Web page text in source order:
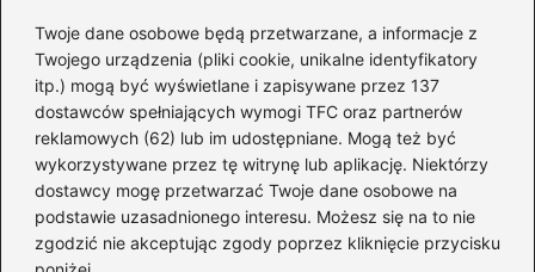
Twoje dane osobowe będą przetwarzane, a informacje z
Twojego urządzenia (pliki cookie, unikalne identyfikatory
itp.) mogą być wyświetlane i zapisywane przez 137
dostawców spełniających wymogi TFC oraz partnerów
reklamowych (62) lub im udostępniane. Mogą też być
wykorzystywane przez tę witrynę lub aplikację. Niektórzy
dostawcy mogę przetwarzać Twoje dane osobowe na
podstawie uzasadnionego interesu. Możesz się na to nie
zgodzić nie akceptując zgody poprzez kliknięcie przycisku
Kategorie
CS:GO(26)
FIFA(90)
Forza Horizon(22)
Gry(186)
Modyfikacje(42)
Spolszczenia(101)